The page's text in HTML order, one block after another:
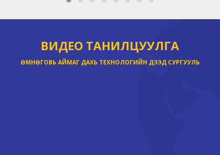
ВИДЕО ТАНИЛЦУУЛГА
ӨМНӨГОВЬ АЙМАГ ДАХЬ ТЕХНОЛОГИЙН ДЭЭД СУРГУУЛЬ